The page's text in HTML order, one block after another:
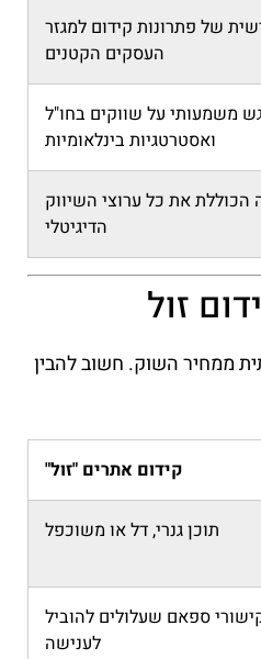
של פתרונות קידום למגזר
העסקים הקטנים
משמעותי על שווקים בחו"ל
ואסטרטגיות בינלאומיות
את כל ערוצי השיווק
הדיגיטלי
זול
ממחיר השוק. חשוב להבין
קידום אתרים "זול"
תוכן גנרי, דל או משוכפל
ספאם שעלולים להוביל
לענישה